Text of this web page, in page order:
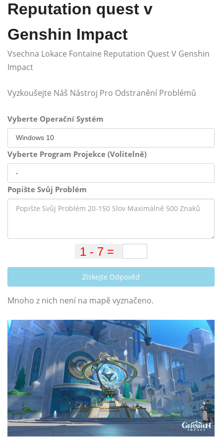
Reputation quest v
Genshin Impact
Vsechna Lokace Fontaine Reputation Quest V Genshin
Impact
Vyzkoušejte Náš Nástroj Pro Odstranění Problémů
Vyberte Operační Systém
Vyberte Program Projekce (Volitelně)
Popište Svůj Problém
Získejte Odpověď
Mnoho z nich není na mapě vyznačeno.